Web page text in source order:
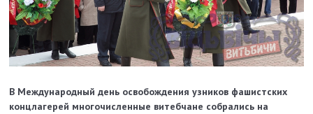
В Международный день освобождения узников фашистских
концлагерей многочисленные витебчане собрались на